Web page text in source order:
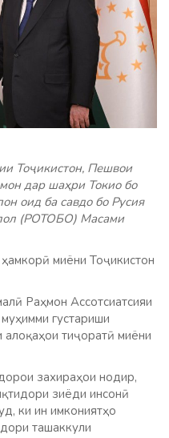
Тоҷикистон, Пешвои
дар шаҳри Токио бо
оид ба савдо бо Русия
(РОТОБО) Масами
миёни Тоҷикистон
Раҳмон Ассотсиатсияи
густариши
алоқаҳои тиҷоратӣ миёни
захираҳои нодир,
зиёди инсонӣ
ки ин имкониятҳо
ташаккули